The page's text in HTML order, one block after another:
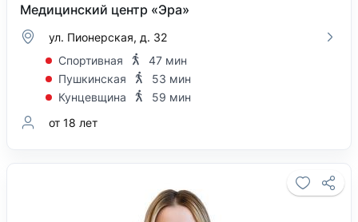
Медицинский центр «Эра»
ул. Пионерская, д. 32
Спортивная
47 мин
Пушкинская
53 мин
Кунцевщина
59 мин
от 18 лет